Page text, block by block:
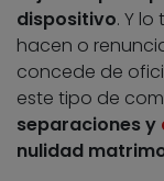
dispositivo. Y
hacen o
concede de
este tipo de
separaciones y
nulidad